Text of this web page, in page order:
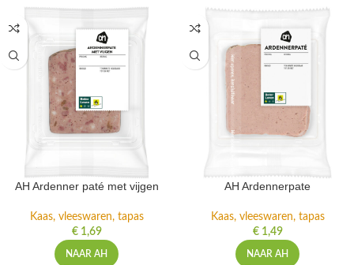
AH Ardenner paté met vijgen
Kaas, vleeswaren, tapas
€1,69
NAAR AH
AH Ardennerpate
Kaas, vleeswaren, tapas
€1,49
NAAR AH